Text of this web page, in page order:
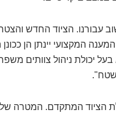
עבורנו. הציוד החדש
המקצועי יינתן הן ככונן
יכולת ניהול צוותים
הציוד המתקדם. המטרה